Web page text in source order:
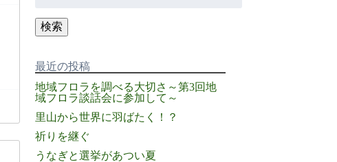
検索
最近の投稿
地域フロラを調べる大切さ～第3回地
域フロラ談話会に参加して～
里山から世界に羽ばたく！？
祈りを継ぐ
うなぎと選挙があつい夏